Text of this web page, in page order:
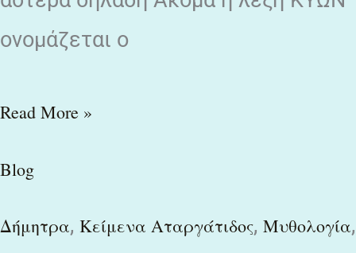
ονομάζεται ο
Read More »
Blog
Δήμητρα, Κείμενα Αταργάτιδος, Μυθολογία,